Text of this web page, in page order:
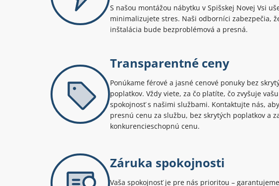
S našou montážou nábytku v Spišskej Novej Vsi
minimalizujete stres. Naši odborníci zabezpečia,
inštalácia bude bezproblémová a presná.
Transparentné ceny
Ponúkame férové a jasné cenové ponuky bez
poplatkov. Vždy viete, za čo platíte, čo zvyšuje
spokojnosť s našimi službami. Kontaktujte nás,
presnú cenu za službu, bez skrytých poplatkov a
konkurencieschopnú cenu.
Záruka spokojnosti
Vaša spokojnosť je pre nás prioritou –